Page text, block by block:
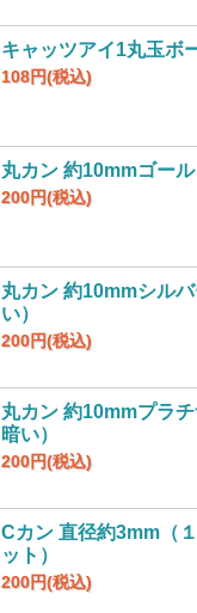
キャッツアイ1丸玉ボ
108円(税込)
丸カン 約10mmゴー
200円(税込)
丸カン 約10mmシル
い）
200円(税込)
丸カン 約10mmプラ
暗い）
200円(税込)
Cカン 直径約3mm（
ット）
200円(税込)